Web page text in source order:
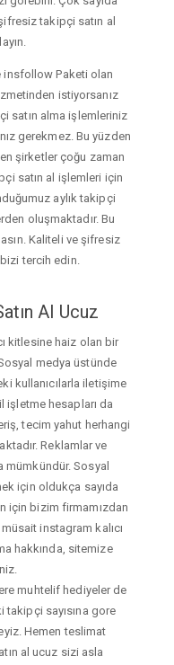
takipçi satın al
insfollow Paketi olan
istiyorsanız
satın alma işlemleriniz
gerekmez. Bu yüzden
şirketler çoğu zaman
satın al işlemleri için
aylık takipçi
oluşmaktadır. Bu
Kaliteli ve şifresiz
tercih edin.
Al Ucuz
kitlesine haiz olan bir
medya üstünde
kullanıcılarla iletişime
işletme hesapları da
tecim yahut herhangi
Reklamlar ve
Sosyal
için oldukça sayıda
için bizim firmamızdan
instagram kalıcı
hakkında, sitemize
muhtelif hediyeler de
takipçi sayısına gore
Hemen teslimat
al ucuz sizi asla